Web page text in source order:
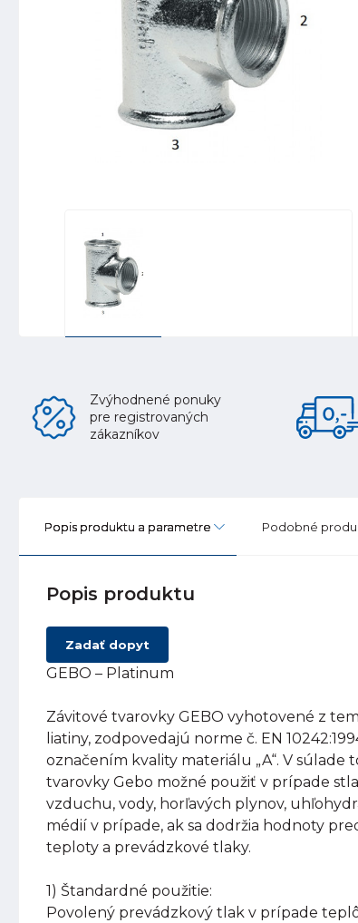
Zvýhodnené ponuky
pre registrovaných
zákazníkov
Popis produktu a parametre Podobné
Popis produktu
Zadať dopyt
GEBO – Platinum
Závitové tvarovky GEBO vyhotovené z
liatiny, zodpovedajú norme č. EN
označením kvality materiálu „A“. V súlade
tvarovky Gebo možné použiť v prípade
vzduchu, vody, horľavých plynov,
médií v prípade, ak sa dodržia hodnoty
teploty a prevádzkové tlaky.
1) Štandardné použitie:
Povolený prevádzkový tlak v prípade